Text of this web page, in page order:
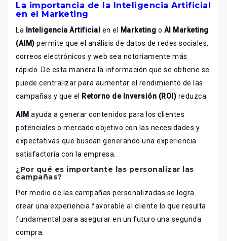
La importancia de la Inteligencia Artificial
en el Marketing
La Inteligencia Artificial en el Marketing o AI Marketing
(AIM) permite que el análisis de datos de redes sociales,
correos electrónicos y web sea notoriamente más
rápido. De esta manera la información que se obtiene se
puede centralizar para aumentar el rendimiento de las
campañas y que el
Retorno de Inversión (ROI) reduzca.
AIM ayuda a generar contenidos para los clientes
potenciales o mercado objetivo con las necesidades y
expectativas que buscan generando una experiencia
satisfactoria con la empresa.
¿Por qué es importante las personalizar las
campañas?
Por medio de las campañas personalizadas se logra
crear una experiencia favorable al cliente lo que resulta
fundamental para asegurar en un futuro una segunda
compra.